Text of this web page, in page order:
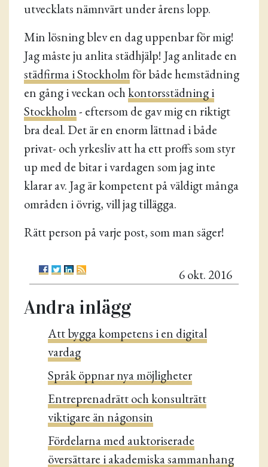
utvecklats nämnvärt under årens lopp.
Min lösning blev en dag uppenbar för mig!
Jag måste ju anlita städhjälp! Jag anlitade en
städfirma i Stockholmför både hemstädning
en gång i veckan ochkontorsstädning i
Stockholm- eftersom de gav mig en riktigt
bra deal. Det är en enorm lättnad i både
privat- och yrkesliv att ha ett proffs som styr
up med de bitar i vardagen som jag inte
klarar av. Jag är kompetent på väldigt många
områden i övrig, vill jag tillägga.
Rätt person på varje post, som man säger!
6 okt. 2016
Andra inlägg
Att bygga kompetens i en digital
vardag
Språk öppnar nya möjligheter
Entreprenadrätt och konsulträtt
viktigare än någonsin
Fördelarna med auktoriserade
översättare i akademiska sammanhang